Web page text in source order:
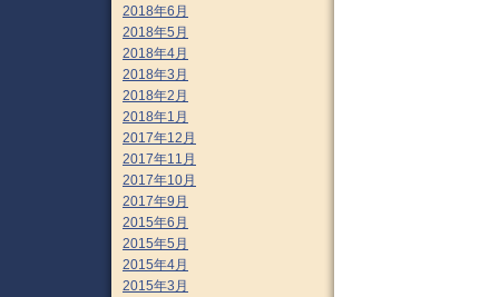
2018年6月
2018年5月
2018年4月
2018年3月
2018年2月
2018年1月
2017年12月
2017年11月
2017年10月
2017年9月
2015年6月
2015年5月
2015年4月
2015年3月